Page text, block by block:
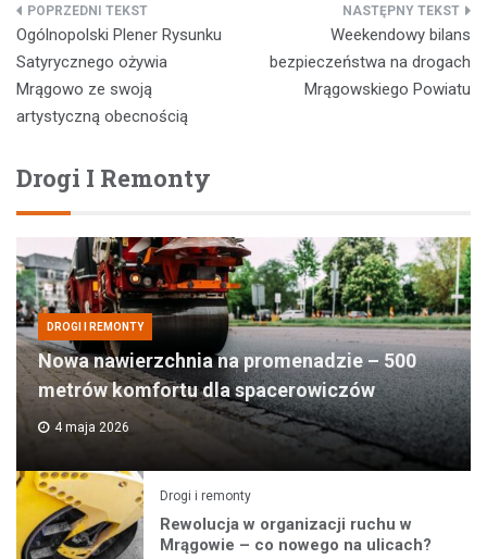
Nawigacja
wpisu
Ogólnopolski Plener Rysunku
Satyrycznego ożywia
Mrągowo ze swoją
artystyczną obecnością
Weekendowy bilans
bezpieczeństwa na drogach
Mrągowskiego Powiatu
Drogi I Remonty
DROGI I REMONTY
Nowa nawierzchnia na promenadzie – 500
metrów komfortu dla spacerowiczów
4 maja 2026
Drogi i remonty
Rewolucja w organizacji ruchu w
Mrągowie – co nowego na ulicach?